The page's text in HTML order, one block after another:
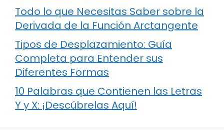
Todo lo que Necesitas Saber sobre la
Derivada de la Función Arctangente
Tipos de Desplazamiento: Guía
Completa para Entender sus
Diferentes Formas
10 Palabras que Contienen las Letras
Y y X: ¡Descúbrelas Aquí!